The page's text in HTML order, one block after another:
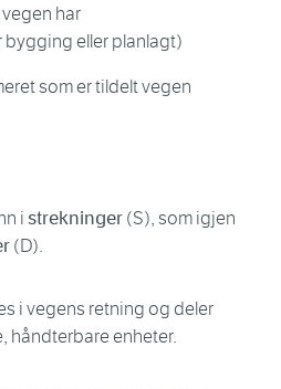
har
eller planlagt)
som er tildelt vegen
istrekninger(S), som igjen
(D).
i vegens retning og deler
håndterbare enheter.